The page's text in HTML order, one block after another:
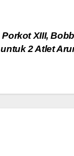
Porkot XIII,
untuk 2 Atlet